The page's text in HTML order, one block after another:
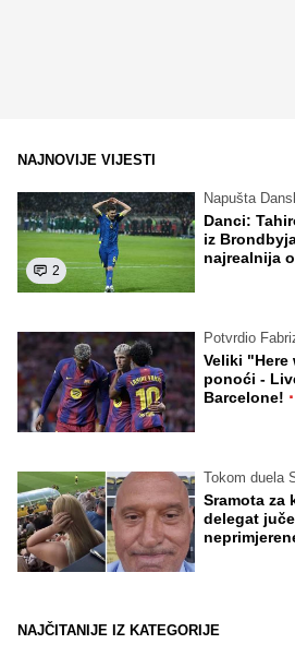
NAJNOVIJE VIJESTI
2
Napušta
Danci:
iz
najrealnija
Potvrdio
Veliki "Here
ponoći -
Barcelone! ·
Tokom duela
Sramota za
delegat
NAJČITANIJE IZ KATEGORIJE